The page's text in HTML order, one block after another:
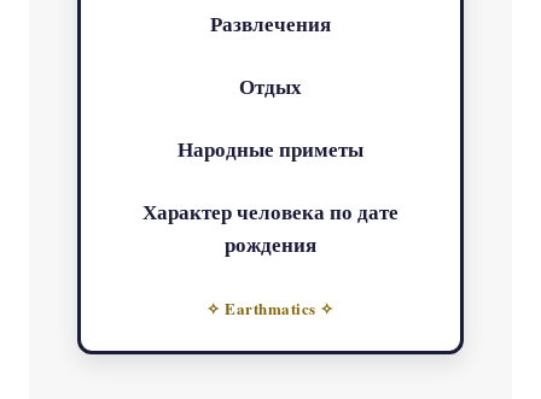
Развлечения
Отдых
Народные приметы
Характер человека по дате
рождения
✧ Earthmatics ✧